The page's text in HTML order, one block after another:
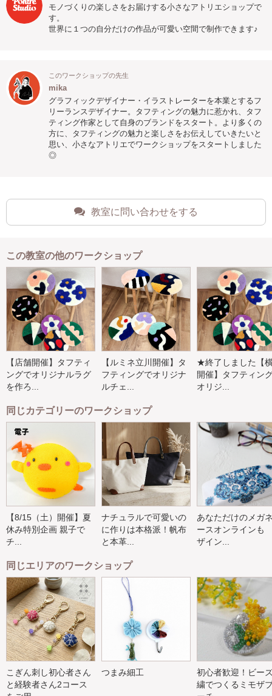
モノづくりの楽しさをお届けする小さなアトリエショップで
す。
世界に１つの自分だけの作品が可愛い空間で制作できます♪
このワークショップの先生
mika
グラフィックデザイナー・イラストレーターを本業とするフ
リーランスデザイナー。タフティングの魅力に惹かれ、タフ
ティング作家として自身のブランドをスタート。より多くの
方に、タフティングの魅力と楽しさをお伝えしていきたいと
思い、小さなアトリエでワークショップをスタートしました
◎
教室に問い合わせをする
この教室の他のワークショップ
【店舗開催】タフティ
ングでオリジナルラグ
を作ろ...
【ルミネ立川開催】タ
フティングでオリジナ
ルチェ...
★終了しました【
開催】タフティン
オリジ...
同じカテゴリーのワークショップ
【8/15（土）開催】夏
休み特別企画 親子で
チ...
ナチュラルで可愛いの
に作りは本格派！帆布
と本革...
あなただけのメガ
ースオンラインも
ザイン...
同じエリアのワークショップ
こぎん刺し初心者さん
と経験者さん2コース
つまみ細工
初心者歓迎！ビー
繍でつくるミモザ